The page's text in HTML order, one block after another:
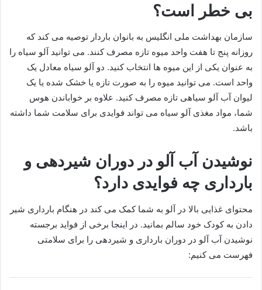
بی خطر است؟
سازمان بهداشت ملی انگلیس به بانوان باردار توصیه می کند که
روزانه پنج تا هفت واحد میوه تازه مصرف کنند. می توانید آلو سیاه را
به عنوان یکی از این میوه ها انتخاب کنید. دو آلو سیاه معادل یک
واحد است. می توانید میوه را به صورت تازه یا خشک شده یا یک
لیوان آب آلو سیاهی تازه مصرف کنید. علاوه بر خواباندن هوس
شما، مواد مغذی آلو سیاه می تواند فوایدی برای سلامت شما داشته
باشد.
نوشیدن آب آلو در دوران شیردهی و
بارداری چه فوایدی دارد؟
محتوای غذایی بالا در آلو به شما کمک می کند در هنگام بارداری شیر
دادن به کودک خود سالم بمانید. در اینجا برخی از فواید برجسته
نوشیدن آب آلو در دوران بارداری و شیردهی را برای سلامتی
فهرست می کنیم: